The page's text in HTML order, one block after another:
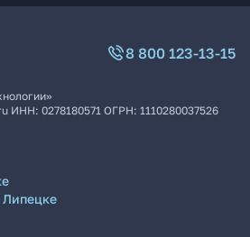
8 800 123-13-15
ИНН: 0278180571 ОГРН: 1110280037526
Липецке